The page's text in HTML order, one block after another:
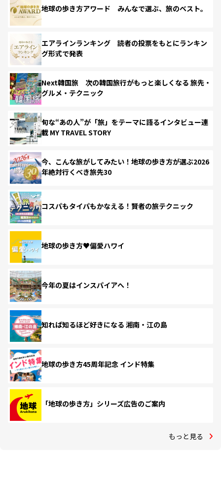
地球の歩き方アワード みんなで選ぶ、旅のベスト。
エアラインランキング 読者の投票をもとにランキン
グ形式で発表
Next韓国旅 次の韓国旅行がもっと楽しくなる 旅先・
グルメ・テクニック
旬な“あの人”が「旅」をテーマに語るインタビュー連
載 MY TRAVEL STORY
今、こんな旅がしてみたい！地球の歩き方が選ぶ2026
年絶対行くべき旅先30
コスパもタイパもかなえる！賢者の旅テクニック
地球の歩き方♥偏愛ハワイ
今年の夏はインスパイアへ！
知れば知るほど好きになる 湘南・江の島
地球の歩き方45周年記念 インド特集
「地球の歩き方」シリーズ広告のご案内
もっと見る